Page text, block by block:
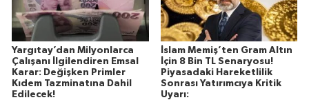
Yargıtay’dan Milyonlarca
Çalışanı İlgilendiren Emsal
Karar: Değişken Primler
Kıdem Tazminatına Dahil
Edilecek!
İslam Memiş’ten Gram Altın
İçin 8 Bin TL Senaryosu!
Piyasadaki Hareketlilik
Sonrası Yatırımcıya Kritik
Uyarı: